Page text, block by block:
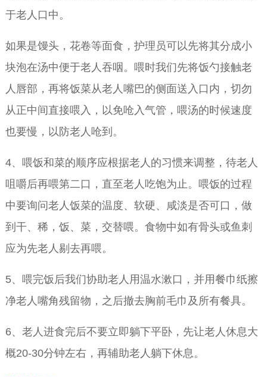
于老人口中。
如果是馒头，花卷等面食，护理员可以先将其分成小
块泡在汤中便于老人吞咽。喂时我们先将饭勺接触老
人唇部，再将饭菜从老人嘴巴的侧面送入口内，切勿
从正中间直接喂入，以免呛入气管，喂汤的时候速度
也要慢，以防老人呛到。
4、喂饭和菜的顺序应根据老人的习惯来调整，待老人
咀嚼后再喂第二口，直至老人吃饱为止。喂饭的过程
中要询问老人饭菜的温度、软硬、咸淡是否可口，做
到干、稀，饭、菜，交替喂。食物中如有骨头或鱼刺
应为先老人剔去再喂。
5、喂完饭后我们协助老人用温水漱口，并用餐巾纸擦
净老人嘴角残留物，之后撤去胸前毛巾及所有餐具。
6、老人进食完后不要立即躺下平卧，先让老人休息大
概20-30分钟左右，再辅助老人躺下休息。